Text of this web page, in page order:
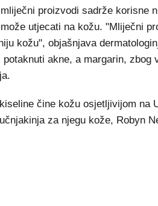
proizvodi sadrže korisne
utjecati na kožu. "Mliječni
kožu", objašnjava
akne, a margarin,
čine kožu osjetljivijom na
za njegu kože, Robyn